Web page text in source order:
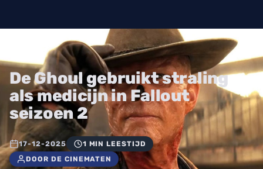
De Ghoul gebruikt straling
als medicijn in Fallout
seizoen 2
17-12-2025
1 MIN LEESTIJD
DOOR DE CINEMATEN